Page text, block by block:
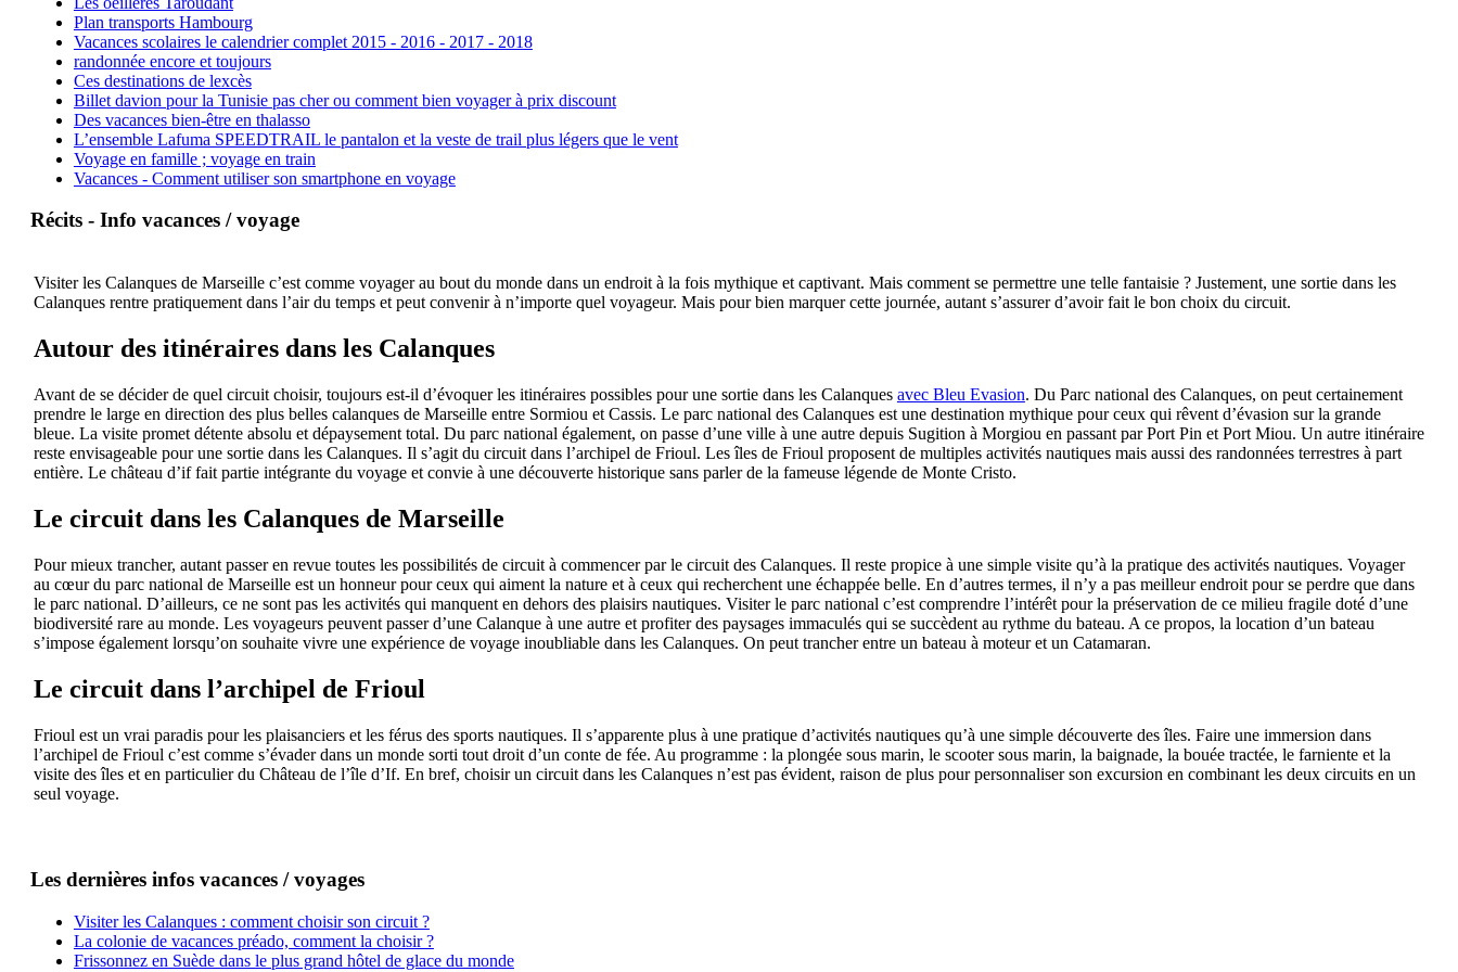
Plan transports Hambourg
Vacances scolaires le calendrier complet 2015 - 2016 - 2017 - 2018
randonnée encore et toujours
Ces destinations de lexcès
Billet davion pour la Tunisie pas cher ou comment bien voyager à prix discount
Des vacances bien-être en thalasso
L’ensemble Lafuma SPEEDTRAIL le pantalon et la veste de trail plus légers que le vent
Voyage en famille ; voyage en train
Vacances - Comment utiliser son smartphone en voyage
Récits - Info vacances / voyage
Visiter les Calanques de Marseille c’est comme voyager au bout du monde dans un endroit à la fois mythique et captivant. Mais comment se permettre une telle fantaisie ? Justement, une sortie dans les
Calanques rentre pratiquement dans l’air du temps et peut convenir à n’importe quel voyageur. Mais pour bien marquer cette journée, autant s’assurer d’avoir fait le bon choix du circuit.
Autour des itinéraires dans les Calanques
Avant de se décider de quel circuit choisir, toujours est-il d’évoquer les itinéraires possibles pour une sortie dans les Calanques avec Bleu Evasion. Du Parc national des Calanques, on peut certainement
prendre le large en direction des plus belles calanques de Marseille entre Sormiou et Cassis. Le parc national des Calanques est une destination mythique pour ceux qui rêvent d’évasion sur la grande
bleue. La visite promet détente absolu et dépaysement total. Du parc national également, on passe d’une ville à une autre depuis Sugition à Morgiou en passant par Port Pin et Port Miou. Un autre itinéraire
reste envisageable pour une sortie dans les Calanques. Il s’agit du circuit dans l’archipel de Frioul. Les îles de Frioul proposent de multiples activités nautiques mais aussi des randonnées terrestres à part
entière. Le château d’if fait partie intégrante du voyage et convie à une découverte historique sans parler de la fameuse légende de Monte Cristo.
Le circuit dans les Calanques de Marseille
Pour mieux trancher, autant passer en revue toutes les possibilités de circuit à commencer par le circuit des Calanques. Il reste propice à une simple visite qu’à la pratique des activités nautiques. Voyager
au cœur du parc national de Marseille est un honneur pour ceux qui aiment la nature et à ceux qui recherchent une échappée belle. En d’autres termes, il n’y a pas meilleur endroit pour se perdre que dans
le parc national. D’ailleurs, ce ne sont pas les activités qui manquent en dehors des plaisirs nautiques. Visiter le parc national c’est comprendre l’intérêt pour la préservation de ce milieu fragile doté d’une
biodiversité rare au monde. Les voyageurs peuvent passer d’une Calanque à une autre et profiter des paysages immaculés qui se succèdent au rythme du bateau. A ce propos, la location d’un bateau
s’impose également lorsqu’on souhaite vivre une expérience de voyage inoubliable dans les Calanques. On peut trancher entre un bateau à moteur et un Catamaran.
Le circuit dans l’archipel de Frioul
Frioul est un vrai paradis pour les plaisanciers et les férus des sports nautiques. Il s’apparente plus à une pratique d’activités nautiques qu’à une simple découverte des îles. Faire une immersion dans
l’archipel de Frioul c’est comme s’évader dans un monde sorti tout droit d’un conte de fée. Au programme : la plongée sous marin, le scooter sous marin, la baignade, la bouée tractée, le farniente et la
visite des îles et en particulier du Château de l’île d’If. En bref, choisir un circuit dans les Calanques n’est pas évident, raison de plus pour personnaliser son excursion en combinant les deux circuits en un
seul voyage.
Les dernières infos vacances / voyages
Visiter les Calanques : comment choisir son circuit ?
La colonie de vacances préado, comment la choisir ?
Frissonnez en Suède dans le plus grand hôtel de glace du monde